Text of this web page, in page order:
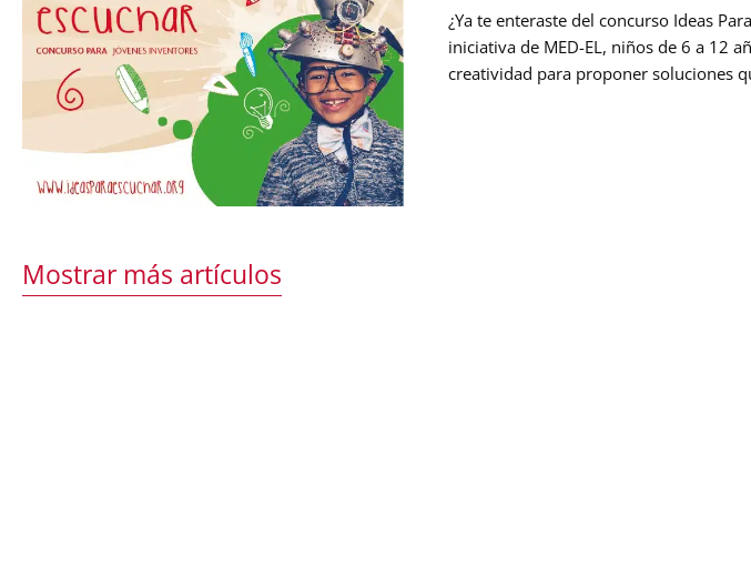
¿Ya te enteraste del concurso Ideas
iniciativa de MED-EL, niños de 6 a 12
creatividad para proponer soluciones
Mostrar más artículos